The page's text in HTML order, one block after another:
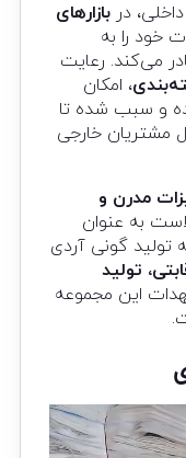
داخلی، دربازارهای
خود را به
می‌کند. رعایت
، امکان
و سبب شده تا
مشتریان خارجی
مدرن و
به عنوان
تولید گونی آردی
تولید
این مجموعه